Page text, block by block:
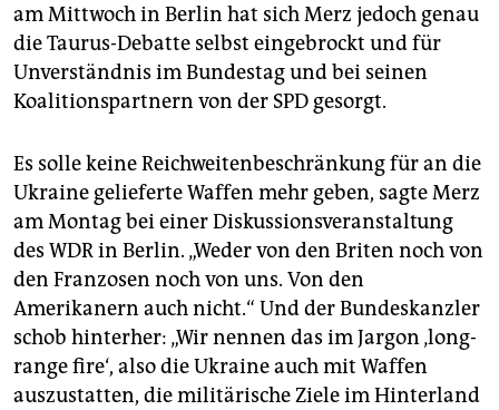
am Mittwoch in Berlin hat sich Merz jedoch genau
die Taurus-Debatte selbst eingebrockt und für
Unverständnis im Bundestag und bei seinen
Koalitionspartnern von der SPD gesorgt.
Es solle keine Reichweitenbeschränkung für an die
Ukraine gelieferte Waffen mehr geben, sagte Merz
am Montag bei einer Diskussionsveranstaltung
des WDR in Berlin. „Weder von den Briten noch von
den Franzosen noch von uns. Von den
Amerikanern auch nicht.“ Und der Bundeskanzler
schob hinterher: „Wir nennen das im Jargon ‚long-
range fire‘, also die Ukraine auch mit Waffen
auszustatten, die militärische Ziele im Hinterland